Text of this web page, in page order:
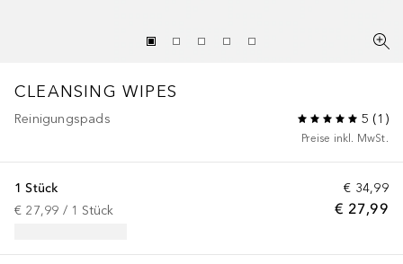
CLEANSING WIPES
Reinigungspads 5 (1 )
Preise inkl. MwSt.
€ 34,99
€ 27,99
1 Stück
€ 27,99 / 1 Stück